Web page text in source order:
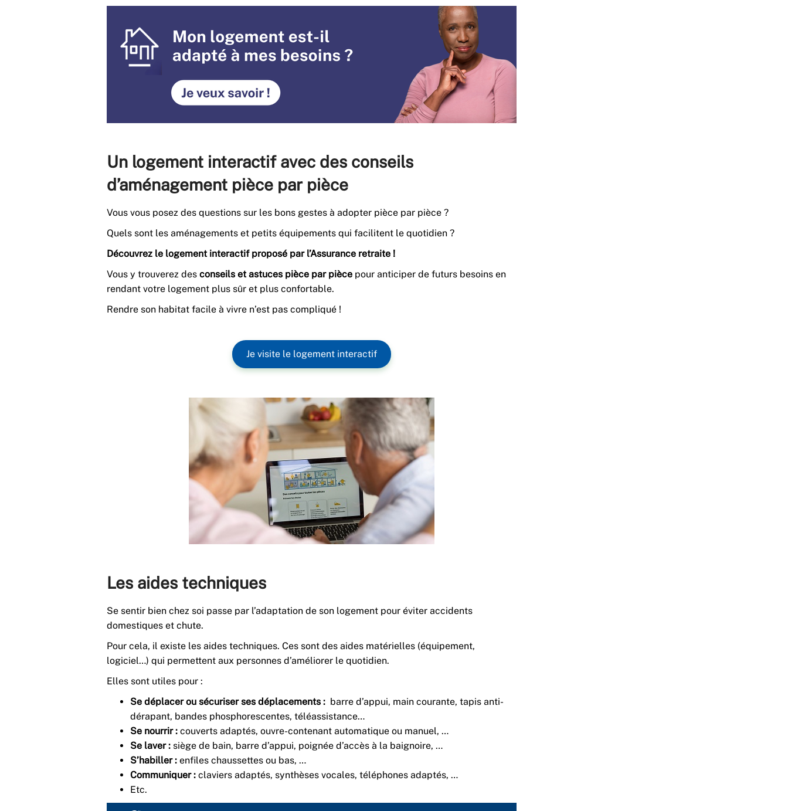
Un logement interactif avec des conseils
d’aménagement pièce par pièce
Vous vous posez des questions sur les bons gestes à adopter pièce par pièce ?
Quels sont les aménagements et petits équipements qui facilitent le quotidien ?
Découvrez le logement interactif proposé par l’Assurance retraite !
Vous y trouverez des conseils et astuces pièce par pièce pour anticiper de futurs besoins en
rendant votre logement plus sûr et plus confortable.
Rendre son habitat facile à vivre n’est pas compliqué !
Je visite le logement interactif
Les aides techniques
Se sentir bien chez soi passe par l’adaptation de son logement pour éviter accidents
domestiques et chute.
Pour cela, il existe les aides techniques. Ces sont des aides matérielles (équipement,
logiciel…) qui permettent aux personnes d’améliorer le quotidien.
Elles sont utiles pour :
Se déplacer ou sécuriser ses déplacements : barre d’appui, main courante, tapis anti-
dérapant, bandes phosphorescentes, téléassistance…
Se nourrir : couverts adaptés, ouvre-contenant automatique ou manuel, …
Se laver : siège de bain, barre d’appui, poignée d’accès à la baignoire, …
S’habiller : enfiles chaussettes ou bas, …
Communiquer : claviers adaptés, synthèses vocales, téléphones adaptés, …
Etc.